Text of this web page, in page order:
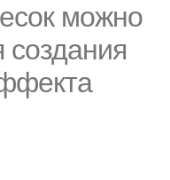
можно
создания